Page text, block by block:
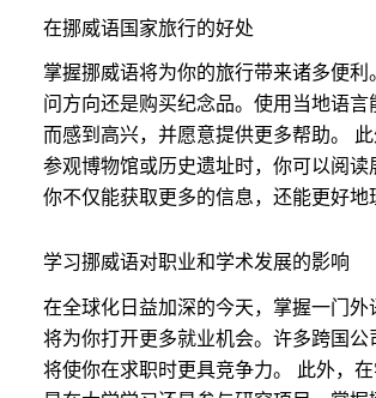
在挪威语国家旅行的好处
掌握挪威语将为你的旅行带来诸多便
问方向还是购买纪念品。使用当地语
而感到高兴，并愿意提供更多帮助。
参观博物馆或历史遗址时，你可以阅
你不仅能获取更多的信息，还能更好地
学习挪威语对职业和学术发展的影响
在全球化日益加深的今天，掌握一门
将为你打开更多就业机会。许多跨国
将使你在求职时更具竞争力。 此外，